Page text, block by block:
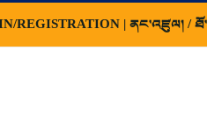
REGISTRATION | ནང་འཛུལ། /